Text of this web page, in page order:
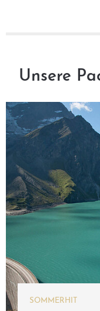
Unsere
SOMMERHIT